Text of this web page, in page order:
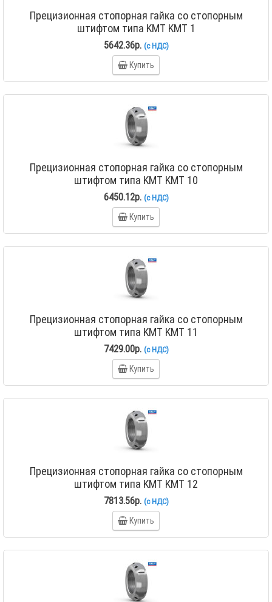
Прецизионная стопорная гайка со стопорным
штифтом типа KMT KMT 1
5642.36р. (с НДС)
Купить
Прецизионная стопорная гайка со стопорным
штифтом типа KMT KMT 10
6450.12р. (с НДС)
Купить
Прецизионная стопорная гайка со стопорным
штифтом типа KMT KMT 11
7429.00р. (с НДС)
Купить
Прецизионная стопорная гайка со стопорным
штифтом типа KMT KMT 12
7813.56р. (с НДС)
Купить